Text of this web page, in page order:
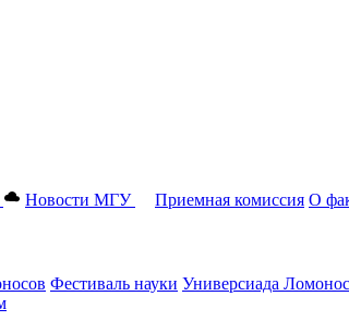
Новости МГУ Приемная комиссия О
Фестиваль науки Универсиада